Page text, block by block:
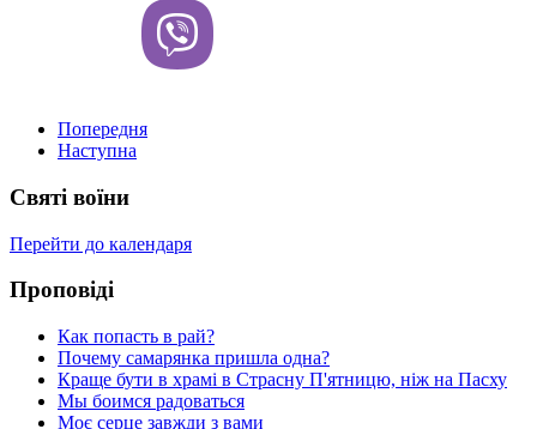
Попередня
Наступна
Святі воїни
Перейти до календаря
Проповіді
Как попасть в рай?
Почему самарянка пришла одна?
Краще бути в храмі в Страсну П'ятницю, ніж на Пасху
Мы боимся радоваться
Моє серце завжди з вами